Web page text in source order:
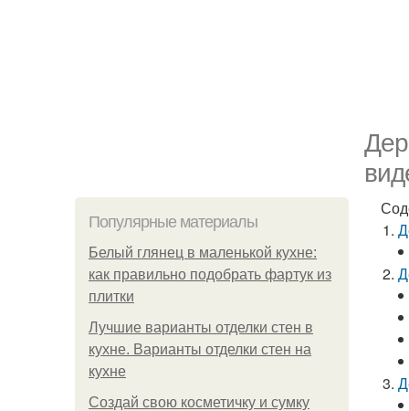
Популярные материалы
Белый глянец в маленькой кухне:
как правильно подобрать фартук из
плитки
Лучшие варианты отделки стен в
кухне. Варианты отделки стен на
кухне
Создай свою косметичку и сумку